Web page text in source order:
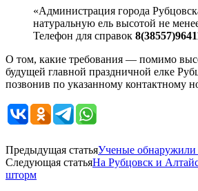
«Администрация города
натуральную ель высотой не
Телефон для справок
О том, какие требования — помимо
будущей главной праздничной елке
позвонив по указанному контактному
Предыдущая статьяУченые
Следующая статьяНа Рубцовск и
шторм